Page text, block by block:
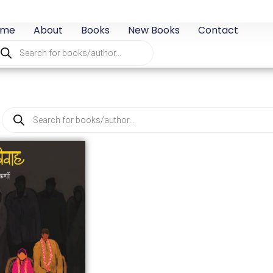
About Books New Books Contact
search